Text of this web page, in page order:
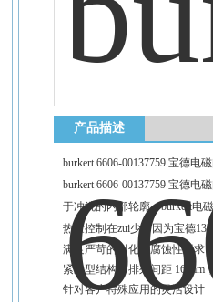
产品描述
burkert 6606-00137759 宝德电
burkert 6606-00137759 宝德
于冲洗的内部轮廓。burkert电
热量控制在zui少，因为宝德
满足严苛的耐化学腐蚀性要求
紧凑型结构，排列间距 16 mm
针对客户特殊应用的灵活设计